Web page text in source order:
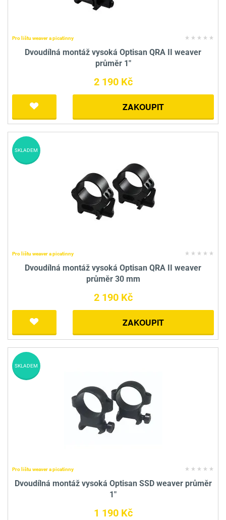
Pro lištu weaver a picatinny
Dvoudílná montáž vysoká Optisan QRA II weaver
průměr 1"
2 190 Kč
ZAKOUPIT
Pro lištu weaver a picatinny
Dvoudílná montáž vysoká Optisan QRA II weaver
průměr 30 mm
2 190 Kč
ZAKOUPIT
SKLADEM
Pro lištu weaver a picatinny
Dvoudílná montáž vysoká Optisan SSD weaver průměr
1"
1 190 Kč
SKLADEM